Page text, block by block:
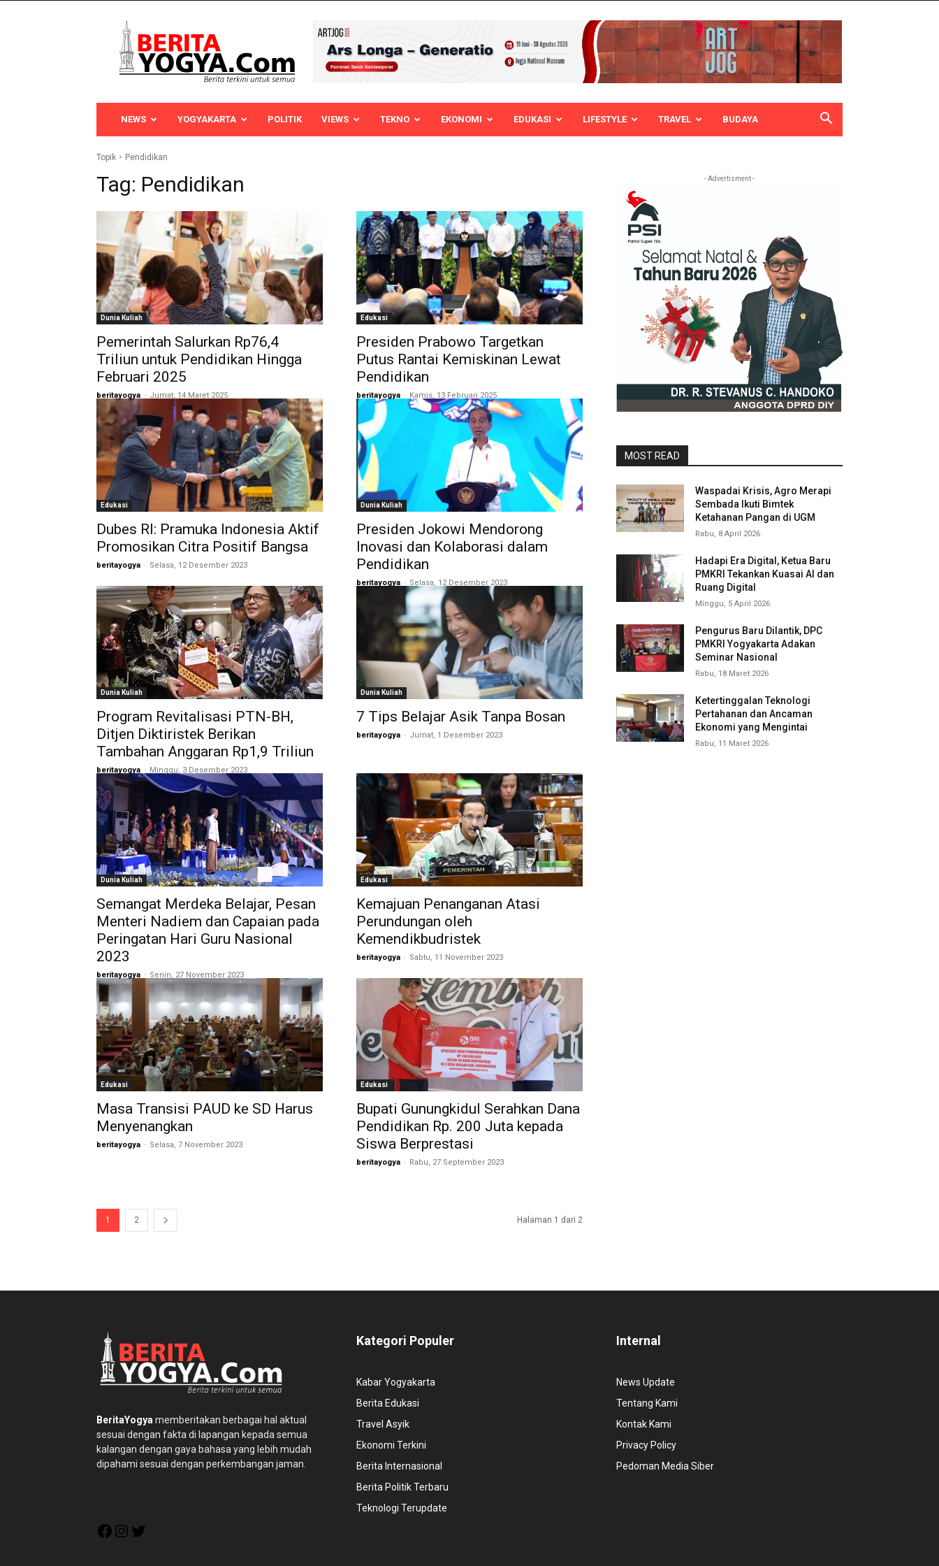
Yogya
NEWS YOGYAKARTA POLITIK VIEWS TEKNO EKONOMI EDUKASI LIFESTYLE TRAVEL BUDAYA
Topik Pendidikan
Tag: Pendidikan
Dunia Kuliah
Pemerintah Salurkan Rp76,4
Triliun untuk Pendidikan Hingga
Februari 2025
beritayogya - Jumat, 14 Maret 2025
Edukasi
Presiden Prabowo Targetkan
Putus Rantai Kemiskinan Lewat
Pendidikan
beritayogya - Kamis, 13 Februari 2025
Edukasi
Dubes RI: Pramuka Indonesia Aktif
Promosikan Citra Positif Bangsa
beritayogya - Selasa, 12 Desember 2023
Dunia Kuliah
Presiden Jokowi Mendorong
Inovasi dan Kolaborasi dalam
Pendidikan
beritayogya - Selasa, 12 Desember 2023
Dunia Kuliah
Program Revitalisasi PTN-BH,
Ditjen Diktiristek Berikan
Tambahan Anggaran Rp1,9 Triliun
beritayogya - Minggu, 3 Desember 2023
Dunia Kuliah
7 Tips Belajar Asik Tanpa Bosan
beritayogya - Jumat, 1 Desember 2023
Dunia Kuliah
Semangat Merdeka Belajar, Pesan
Menteri Nadiem dan Capaian pada
Peringatan Hari Guru Nasional
2023
beritayogya - Senin, 27 November 2023
Edukasi
Kemajuan Penanganan Atasi
Perundungan oleh
Kemendikbudristek
beritayogya - Sabtu, 11 November 2023
Edukasi
Masa Transisi PAUD ke SD Harus
Menyenangkan
beritayogya - Selasa, 7 November 2023
Edukasi
Bupati Gunungkidul Serahkan Dana
Pendidikan Rp. 200 Juta kepada
Siswa Berprestasi
beritayogya - Rabu, 27 September 2023
1 2 Halaman 1 dari 2
- Advertisment -
MOST READ
Waspadai Krisis, Agro Merapi
Sembada Ikuti Bimtek
Ketahanan Pangan di UGM
Rabu, 8 April 2026
Hadapi Era Digital, Ketua Baru
PMKRI Tekankan Kuasai AI dan
Ruang Digital
Minggu, 5 April 2026
Pengurus Baru Dilantik, DPC
PMKRI Yogyakarta Adakan
Seminar Nasional
Rabu, 18 Maret 2026
Ketertinggalan Teknologi
Pertahanan dan Ancaman
Ekonomi yang Mengintai
Rabu, 11 Maret 2026
BeritaYogya memberitakan berbagai hal aktual
sesuai dengan fakta di lapangan kepada semua
kalangan dengan gaya bahasa yang lebih mudah
dipahami sesuai dengan perkembangan jaman.
FacebookInstagram
Kategori Populer
Kabar Yogyakarta
Berita Edukasi
Travel Asyik
Ekonomi Terkini
Berita Internasional
Berita Politik Terbaru
Teknologi Terupdate
Internal
News Update
Tentang Kami
Kontak Kami
Privacy Policy
Pedoman Media Siber